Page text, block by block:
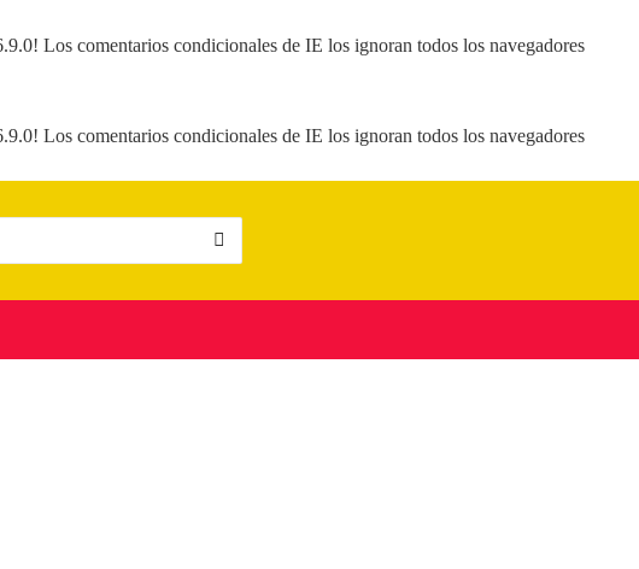
Los comentarios condicionales de IE los ignoran todos los navegadores
Los comentarios condicionales de IE los ignoran todos los navegadores